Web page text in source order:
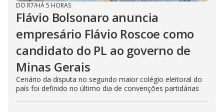
DO R7/HÁ 5 HORAS
Flávio Bolsonaro anuncia
empresário Flávio Roscoe como
candidato do PL ao governo de
Minas Gerais
Cenário da disputa no segundo maior colégio eleitoral do
país foi definido no último dia de convenções partidárias